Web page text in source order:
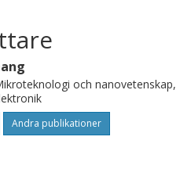
och nanovetenskap,
Andra publikationer